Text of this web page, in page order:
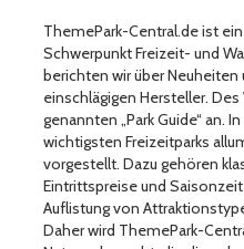
ThemePark-Central.de ist
Schwerpunkt Freizeit- und
berichten wir über
einschlägigen Hersteller.
genannten „Park Guide“ an.
wichtigsten Freizeitparks
vorgestellt. Dazu gehören
Eintrittspreise und
Auflistung von
Daher wird ThemePark-